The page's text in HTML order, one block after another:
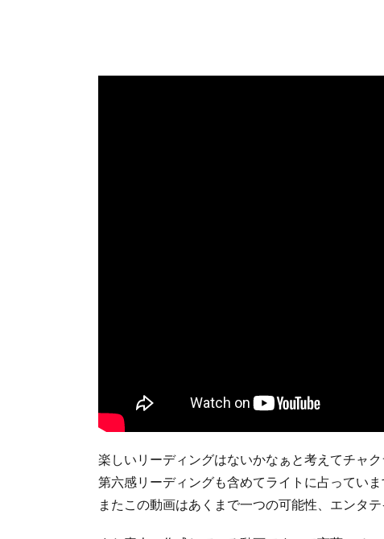
楽しいリーディングはないかなぁと考えてチャク
第六感リーディングも含めてライトに占ってい
またこの動画はあくまで一つの可能性、エンタ